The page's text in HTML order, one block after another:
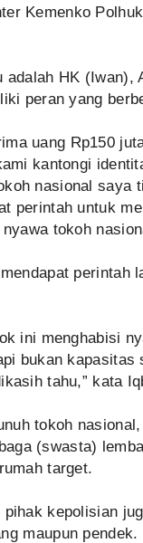
Kemenko
HK (Iwan),
peran yang
uang Rp150
kantongi
nasional saya
perintah untuk
tokoh
perintah
ini menghabisi
bukan
tahu,” kata
tokoh
(swasta)
target.
kepolisian
maupun